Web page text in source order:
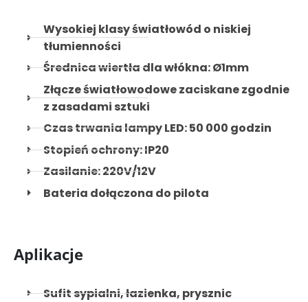
Wysokiej klasy światłowód o niskiej
tłumienności
Średnica wiertła dla włókna: Ø1mm
Złącze światłowodowe zaciskane zgodnie
z zasadami sztuki
Czas trwania lampy LED: 50 000 godzin
Stopień ochrony: IP20
Zasilanie: 220V/12V
Bateria dołączona do pilota
Aplikacje
Sufit sypialni, łazienka, prysznic